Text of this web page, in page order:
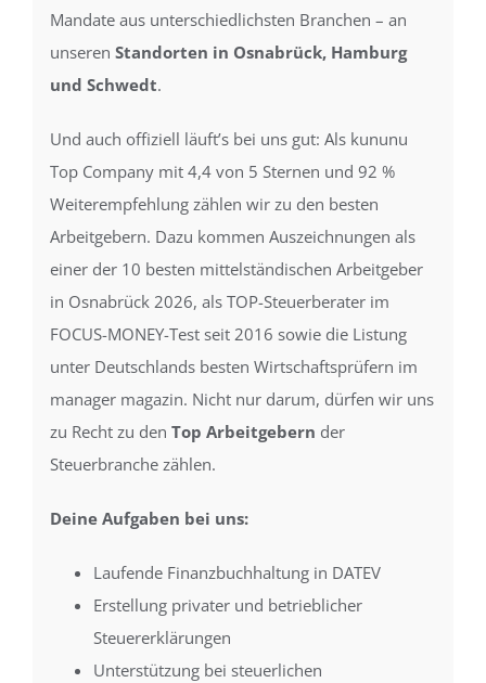
Mandate aus unterschiedlichsten Branchen – an
unseren Standorten in Osnabrück, Hamburg
und Schwedt.
Und auch offiziell läuft’s bei uns gut: Als kununu
Top Company mit 4,4 von 5 Sternen und 92 %
Weiterempfehlung zählen wir zu den besten
Arbeitgebern. Dazu kommen Auszeichnungen als
einer der 10 besten mittelständischen Arbeitgeber
in Osnabrück 2026, als TOP-Steuerberater im
FOCUS-MONEY-Test seit 2016 sowie die Listung
unter Deutschlands besten Wirtschaftsprüfern im
manager magazin. Nicht nur darum, dürfen wir uns
zu Recht zu den Top Arbeitgebern der
Steuerbranche zählen.
Deine Aufgaben bei uns:
Laufende Finanzbuchhaltung in DATEV
Erstellung privater und betrieblicher
Steuererklärungen
Unterstützung bei steuerlichen